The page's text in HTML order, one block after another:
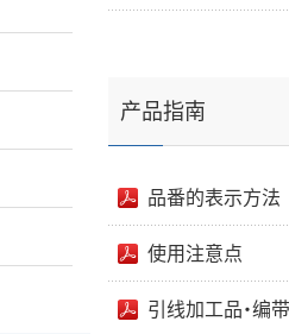
产品指南
品番的表示方法
使用注意点
引线加工品・编